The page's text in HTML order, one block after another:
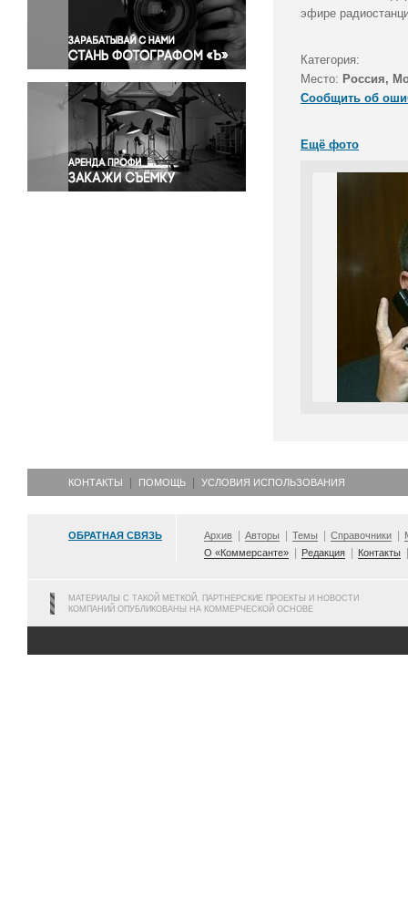
Правосудие
Происшествия и конфликты
Религия
Светская жизнь
Спорт
Экология
Экономика и бизнес
эфире
Категория:
Место: Россия,
Сообщить об
Ещё фото
КОНТАКТЫ ПОМОЩЬ УСЛОВИЯ ИСПОЛЬЗОВАНИЯ
ОБРАТНАЯ СВЯЗЬ Архив Авторы Темы Справочники
О «Коммерсанте»
Редакция Контакты
МАТЕРИАЛЫ С ТАКОЙ МЕТКОЙ, ПАРТНЕРСКИЕ ПРОЕКТЫ И НОВОСТИ
КОМПАНИЙ ОПУБЛИКОВАНЫ НА КОММЕРЧЕСКОЙ ОСНОВЕ